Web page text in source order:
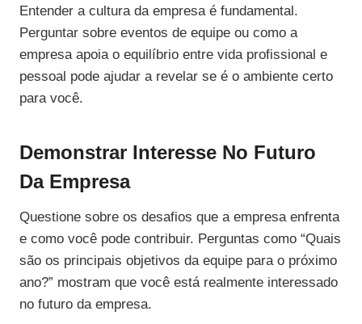
Entender a cultura da empresa é fundamental.
Perguntar sobre eventos de equipe ou como a
empresa apoia o equilíbrio entre vida profissional e
pessoal pode ajudar a revelar se é o ambiente certo
para você.
Demonstrar Interesse No Futuro
Da Empresa
Questione sobre os desafios que a empresa enfrenta
e como você pode contribuir. Perguntas como “Quais
são os principais objetivos da equipe para o próximo
ano?” mostram que você está realmente interessado
no futuro da empresa.